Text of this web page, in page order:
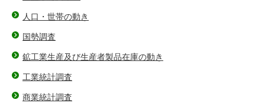
人口・世帯の動き
国勢調査
鉱工業生産及び生産者製品在庫の動き
工業統計調査
商業統計調査